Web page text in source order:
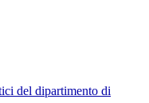
del dipartimento di